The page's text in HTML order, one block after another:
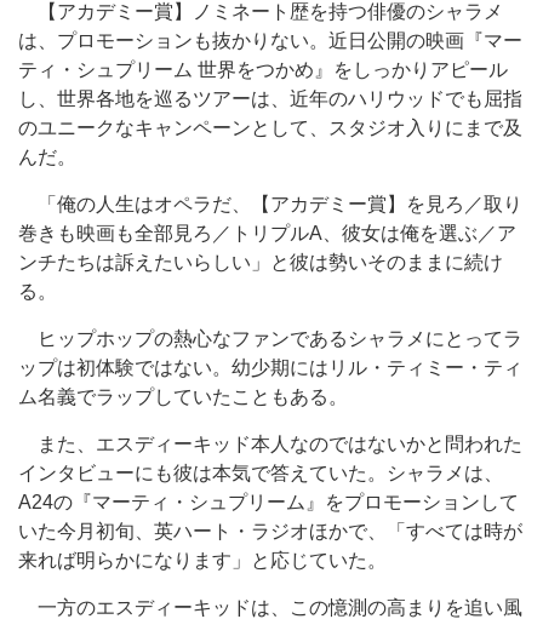
【アカデミー賞】ノミネート歴を持つ俳優のシャラメ
は、プロモーションも抜かりない。近日公開の映画『マー
ティ・シュプリーム 世界をつかめ』をしっかりアピール
し、世界各地を巡るツアーは、近年のハリウッドでも屈指
のユニークなキャンペーンとして、スタジオ入りにまで及
んだ。
「俺の人生はオペラだ、【アカデミー賞】を見ろ／取り
巻きも映画も全部見ろ／トリプルA、彼女は俺を選ぶ／ア
ンチたちは訴えたいらしい」と彼は勢いそのままに続け
る。
ヒップホップの熱心なファンであるシャラメにとってラ
ップは初体験ではない。幼少期にはリル・ティミー・ティ
ム名義でラップしていたこともある。
また、エスディーキッド本人なのではないかと問われた
インタビューにも彼は本気で答えていた。シャラメは、
A24の『マーティ・シュプリーム』をプロモーションして
いた今月初旬、英ハート・ラジオほかで、「すべては時が
来れば明らかになります」と応じていた。
一方のエスディーキッドは、この憶測の高まりを追い風